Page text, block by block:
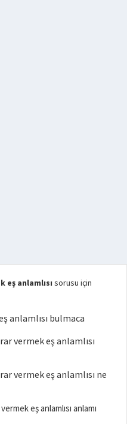
anlamlısı sorusu için
anlamlısı bulmaca
vermek eş anlamlısı
vermek eş anlamlısı ne
eş anlamlısı anlamı